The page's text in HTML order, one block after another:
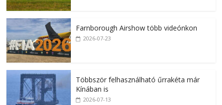
Farnborough Airshow több videónkon
2026-07-23
Többször felhasználható űrrakéta már
Kínában is
2026-07-13